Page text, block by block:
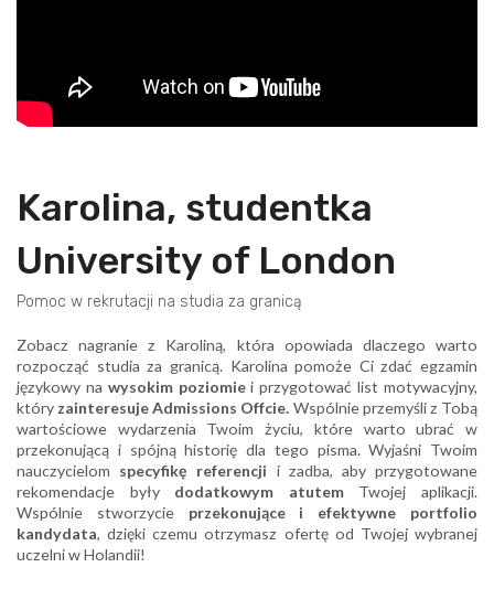
Karolina, studentka
University of London
Pomoc w rekrutacji na studia za granicą
Zobacz nagranie z Karoliną, która opowiada dlaczego warto
rozpocząć studia za granicą. Karolina pomoże Ci zdać egzamin
językowy na wysokim poziomiei przygotować list motywacyjny,
który zainteresuje Admissions Offcie. Wspólnie przemyśli z Tobą
wartościowe wydarzenia Twoim życiu, które warto ubrać w
przekonującą i spójną historię dla tego pisma. Wyjaśni Twoim
nauczycielom specyfikę referencji i zadba, aby przygotowane
rekomendacje były dodatkowym atutemTwojej aplikacji.
Wspólnie stworzycie przekonujące i efektywne portfolio
kandydata, dzięki czemu otrzymasz ofertę od Twojej wybranej
uczelni w Holandii!